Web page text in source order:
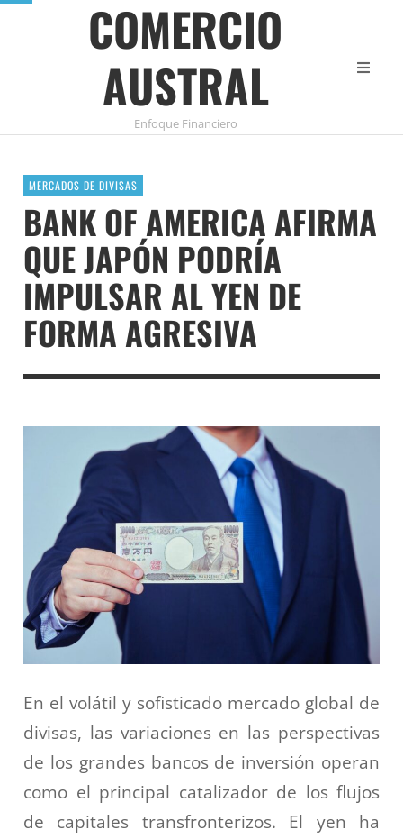
COMERCIO
AUSTRAL
Enfoque Financiero
MERCADOS DE DIVISAS
BANK OF AMERICA AFIRMA
QUE JAPÓN PODRÍA
IMPULSAR AL YEN DE
FORMA AGRESIVA
En el volátil y sofisticado mercado global de
divisas, las variaciones en las perspectivas
de los grandes bancos de inversión operan
como el principal catalizador de los flujos
de capitales transfronterizos. El yen ha